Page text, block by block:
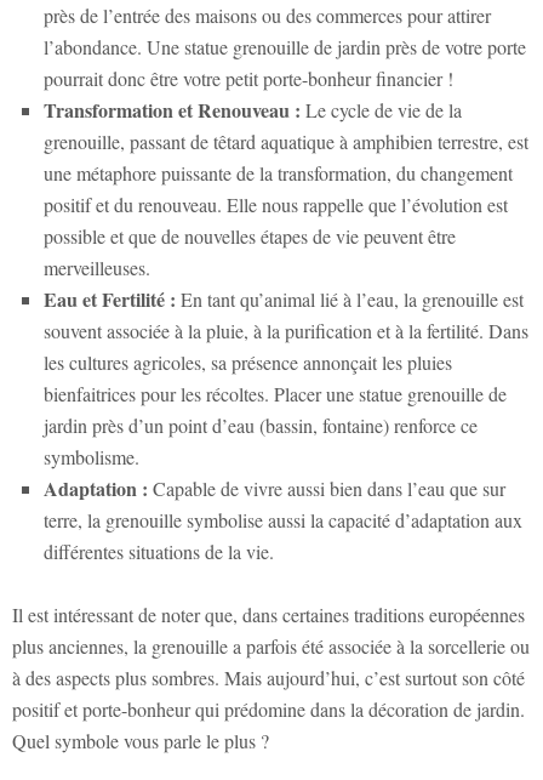
près de l’entrée des maisons ou des commerces pour attirer
l’abondance. Unestatue grenouille de jardin près de votre porte
pourrait donc être votre petit porte-bonheur financier !
Transformation et Renouveau : Le cycle de vie de la
grenouille, passant de têtard aquatique à amphibien terrestre, est
une métaphore puissante de la transformation, du changement
positif et du renouveau. Elle nous rappelle que l’évolution est
possible et que de nouvelles étapes de vie peuvent être
merveilleuses.
Eau et Fertilité : En tant qu’animal lié à l’eau, la grenouille est
souvent associée à la pluie, à la purification et à la fertilité. Dans
les cultures agricoles, sa présence annonçait les pluies
bienfaitrices pour les récoltes. Placer unestatue grenouille de
jardin près d’un point d’eau (bassin, fontaine) renforce ce
symbolisme.
Adaptation : Capable de vivre aussi bien dans l’eau que sur
terre, la grenouille symbolise aussi la capacité d’adaptation aux
différentes situations de la vie.
Il est intéressant de noter que, dans certaines traditions européennes
plus anciennes, la grenouille a parfois été associée à la sorcellerie ou
à des aspects plus sombres. Mais aujourd’hui, c’est surtout son côté
positif et porte-bonheur qui prédomine dans la décoration de jardin.
Quel symbole vous parle le plus ?